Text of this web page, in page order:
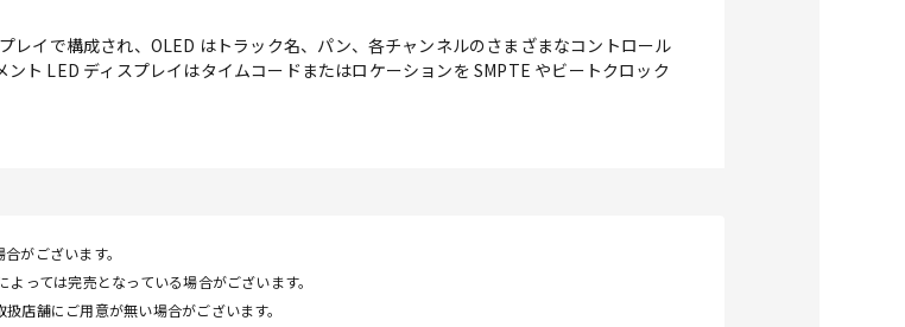
レイで構成され、OLED はトラック名、パン、各チャンネルのさまざまなコントロール
ト LED ディスプレイはタイムコードまたはロケーションを SMPTE やビートクロック
がございます。
っては完売となっている場合がございます。
店舗にご用意が無い場合がございます。